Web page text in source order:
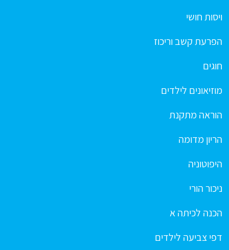
ויסות חושי
הפרעת קשב וריכוז
חוגים
מוזיאונים לילדים
הוראה מתקנת
הריון מדומה
היפוטוניה
ניכור הורי
הכנה לכיתה א
דפי צביעה לילדים